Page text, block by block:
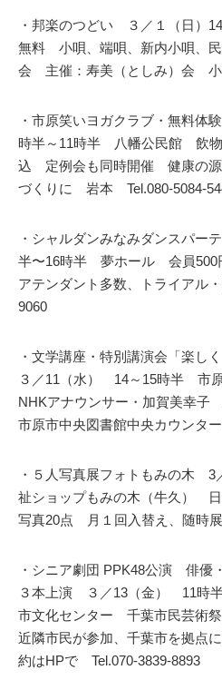
・邦楽のつどい ３／１（日）
無料 小唄、端唄、新内小唄、
会 主催：寿美（としみ）会
・市原笑いヨガクラブ・無料
時半～11時半 八幡公民館 飲
込 定例会も同時開催 健康の源
づくりに 岩本 Tel.080-5084-
・シャルダンみなみダンスパ
半〜16時半 夢ホール 会員500
アテンダント多数、トライアル
9060
・文学講座・特別講演会「楽
３／11（水） 14～15時半 市
NHKアナウンサー・加賀美幸
市原市中央図書館中央カウンタ
・５人写真展フォトもみの木
祉ショップもみの木（牛久）
写真20点 月１回入替え、随時展
・シニア劇団 PPK48公演 俳優
３本上演 ３／13（金） 11時
市文化センター 千葉市民芸術
近隣市民が参加、千葉市を拠点
約はHPで Tel.070-3839-8893